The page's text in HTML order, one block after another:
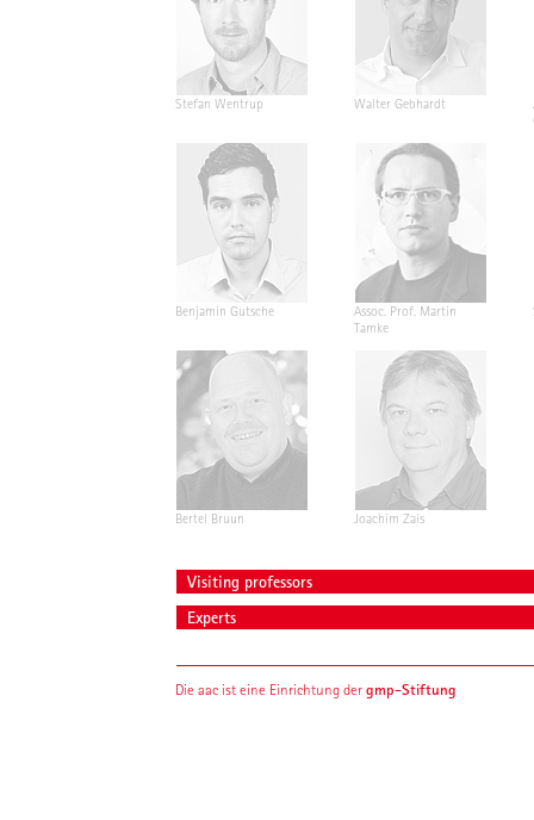
Stefan Wentrup Walter Gebhardt
Benjamin Gutsche
Assoc. Prof. Martin
Tamke
Bertel Bruun Joachim Zais
Visiting professors
Experts
Die aac ist eine Einrichtung dergmp-Stiftung